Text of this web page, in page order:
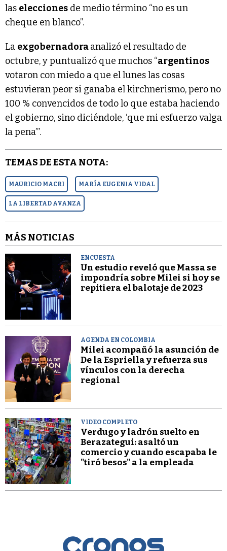
las elecciones de medio término “no es un
cheque en blanco”.
La exgobernadoraanalizó el resultado de
octubre, y puntualizó que muchos “argentinos
votaron con miedo a que el lunes las cosas
estuvieran peor si ganaba el kirchnerismo, pero no
100 % convencidos de todo lo que estaba haciendo
el gobierno, sino diciéndole, ‘que mi esfuerzo valga
la pena’”.
TEMAS DE ESTA NOTA:
MAURICIO MACRI MARÍA EUGENIA VIDAL
LA LIBERTAD AVANZA
MÁS NOTICIAS
ENCUESTA
Un estudio reveló que Massa se
impondría sobre Milei si hoy se
repitiera el balotaje de 2023
AGENDA EN COLOMBIA
Milei acompañó la asunción de
De la Espriella y refuerza sus
vínculos con la derecha
regional
VIDEO COMPLETO
Verdugo y ladrón suelto en
Berazategui: asaltó un
comercio y cuando escapaba le
"tiró besos" a la empleada